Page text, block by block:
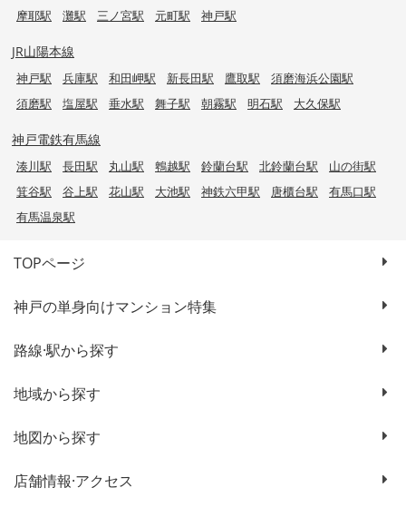
摩耶駅
灘駅 三ノ宮駅 元町駅 神戸駅
JR山陽本線
神戸駅 兵庫駅 和田岬駅 新長田駅 鷹取駅
須磨海浜公園駅
須磨駅
塩屋駅 垂水駅 舞子駅 朝霧駅 明石駅 大久保駅
神戸電鉄有馬線
湊川駅 長田駅 丸山駅 鵯越駅 鈴蘭台駅 北鈴蘭台駅
山の街駅
箕谷駅
谷上駅 花山駅 大池駅 神鉄六甲駅 唐櫃台駅
有馬口駅
有馬温泉駅
TOPページ
神戸の単身向けマンション特集
路線·駅から探す
地域から探す
地図から探す
店舗情報·アクセス